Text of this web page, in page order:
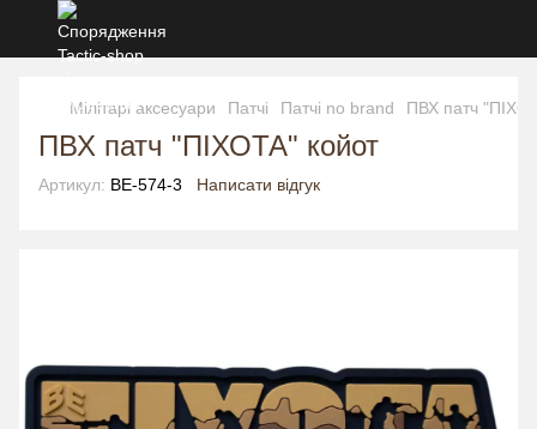
Мілітарі аксесуари Патчі Патчі no brand ПВХ патч
ПВХ патч "ПІХОТА" койот
Артикул: BE-574-3 Написати відгук